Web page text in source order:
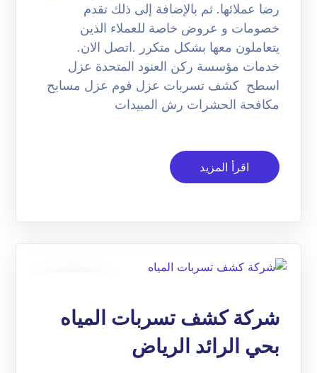
رضا عملائها. ثم بالإضافة إلى ذلك تقدم
خصومات و عروض خاصة للعملاء الذين
يتعاملون معها بشكل متكرر .اتصل الان.
خدمات مؤسسة ركن العنود المتحدة عزل
اسطح كشف تسربات عزل فوم عزل مسابح
مكافحة الحشرات رش المبيدات
اقرأ المزيد
نوفمبر
شركة كشف تسربات المياه
بحي الرائد الرياض